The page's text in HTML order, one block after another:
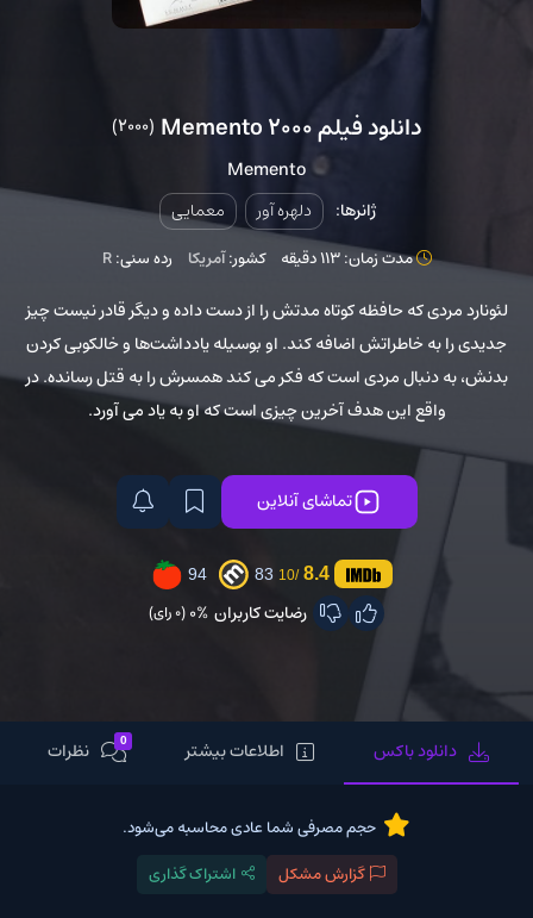
دانلود فیلم Memento 2000 (2000)
Memento
ژانرها: دلهره آور معمایی
مدت زمان: 113 دقیقه کشور:آمریکا رده سنی:R
لئونارد مردی که حافظه کوتاه مدتش را از دست داده و دیگر قادر نیست چیز
جدیدی را به خاطراتش اضافه کند. او بوسیله یادداشت‌ها و خالکوبی‌ کردن
بدنش، به دنبال مردی است که فکر می کند همسرش را به قتل رسانده. در
واقع این هدف آخرین چیزی است که او به یاد می آورد.
تماشای آنلاین
8.4
/10
83
94
رضایت کاربران 0%(0 رای)
دانلود باکس اطلاعات بیشتر 0 نظرات
حجم مصرفی شما عادی محاسبه می‌شود.
گزارش مشکل
اشتراک گذاری